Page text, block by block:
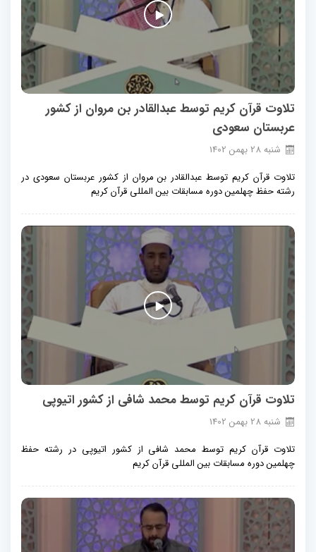
تلاوت قرآن کریم توسط عبدالقادر بن مروان از کشور
عربستان سعودی
شنبه28 بهمن 1402
تلاوت قرآن کریم توسط عبدالقادر بن مروان از کشور عربستان سعودی در
رشته حفظ چهلمین دوره مسابقات بین المللی قرآن کریم
تلاوت قرآن کریم توسط محمد شافی از کشور اتیوپی
شنبه28 بهمن 1402
تلاوت قرآن کریم توسط محمد شافی از کشور اتیوپی در رشته حفظ
چهلمین دوره مسابقات بین المللی قرآن کریم